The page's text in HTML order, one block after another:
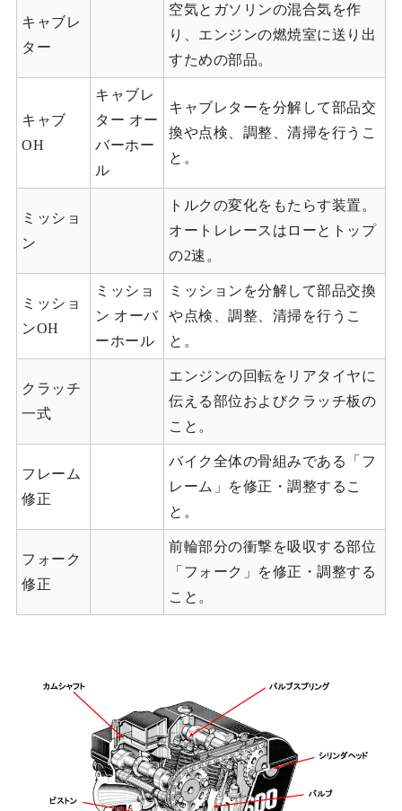
キャブレ
ター
空気とガソリンの混合気を作
り、エンジンの燃焼室に送り出
すための部品。
キャブ
OH
キャブレ
ター オー
バーホー
ル
キャブレターを分解して部品交
換や点検、調整、清掃を行うこ
と。
ミッショ
ン
トルクの変化をもたらす装置。
オートレレースはローとトップ
の2速。
ミッショ
ンOH
ミッショ
ン オーバ
ーホール
ミッションを分解して部品交換
や点検、調整、清掃を行うこ
と。
クラッチ
一式
エンジンの回転をリアタイヤに
伝える部位およびクラッチ板の
こと。
フレーム
修正
バイク全体の骨組みである「フ
レーム」を修正・調整するこ
と。
フォーク
修正
前輪部分の衝撃を吸収する部位
「フォーク」を修正・調整する
こと。